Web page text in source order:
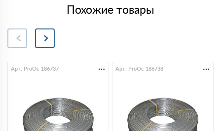
Похожие товары
Арт. ProOc-186737 Арт. ProOc-186738